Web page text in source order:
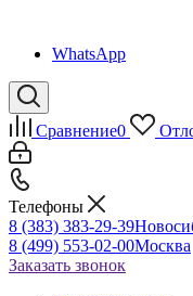
WhatsApp
Сравнение0
Телефоны
8 (383) 383-29-39
8 (499) 553-02-00Москва
Заказать звонок